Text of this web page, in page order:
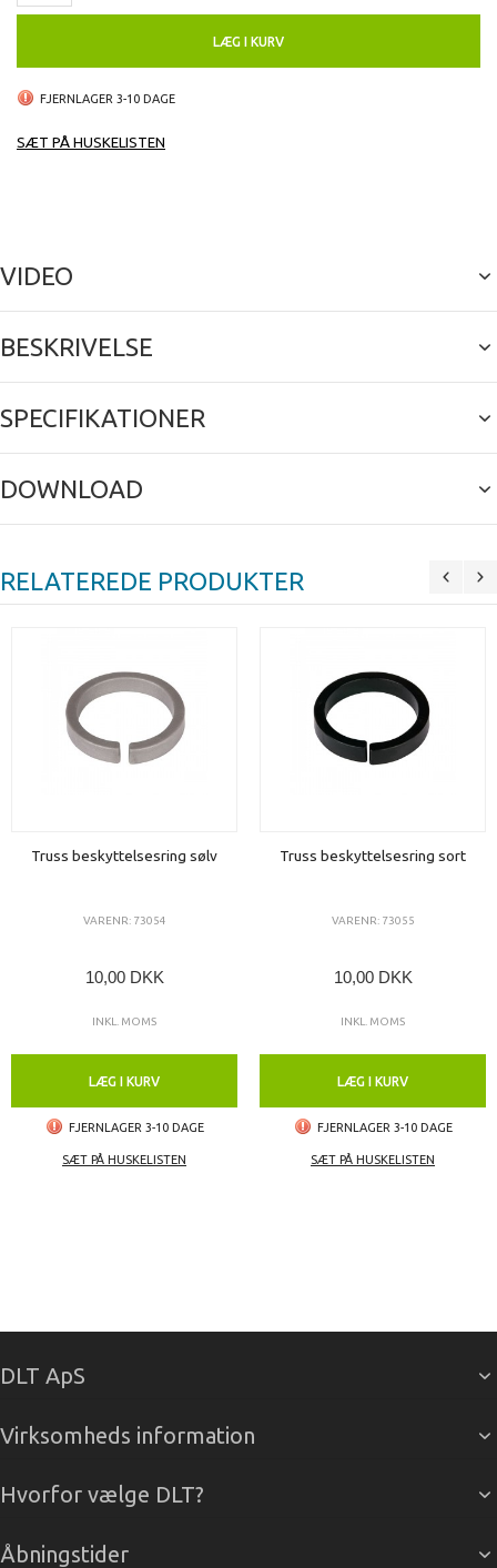
LÆG I KURV
FJERNLAGER 3-10 DAGE
SÆT PÅ HUSKELISTEN
VIDEO
BESKRIVELSE
SPECIFIKATIONER
DOWNLOAD
RELATEREDE PRODUKTER
Truss beskyttelsesring sølv
VARENR: 73054
10,00 DKK
INKL. MOMS
LÆG I KURV
FJERNLAGER 3-10 DAGE
SÆT PÅ HUSKELISTEN
Truss beskyttelsesring sort
VARENR: 73055
10,00 DKK
INKL. MOMS
LÆG I KURV
FJERNLAGER 3-10 DAGE
SÆT PÅ HUSKELISTEN
DLT ApS
Virksomheds information
Hvorfor vælge DLT?
Åbningstider